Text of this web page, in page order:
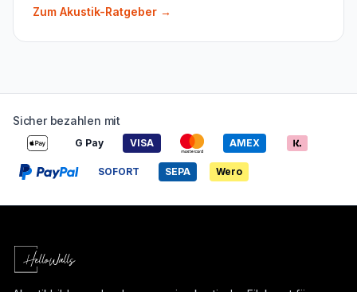
Zum Akustik-Ratgeber →
Sicher bezahlen mit
G Pay VISA AMEX
SOFORT SEPA Wero